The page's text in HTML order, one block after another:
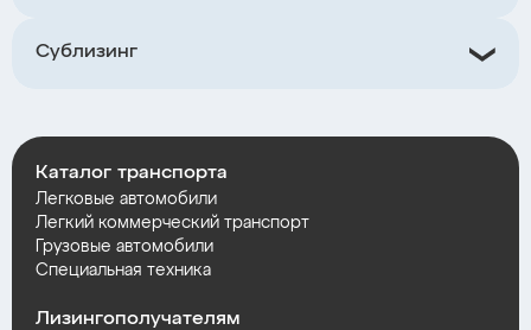
Сублизинг
Каталог транспорта
Легковые автомобили
Легкий коммерческий транспорт
Грузовые автомобили
Специальная техника
Лизингополучателям